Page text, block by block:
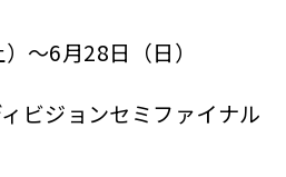
～6月28日（日）
ビジョンセミファイナル